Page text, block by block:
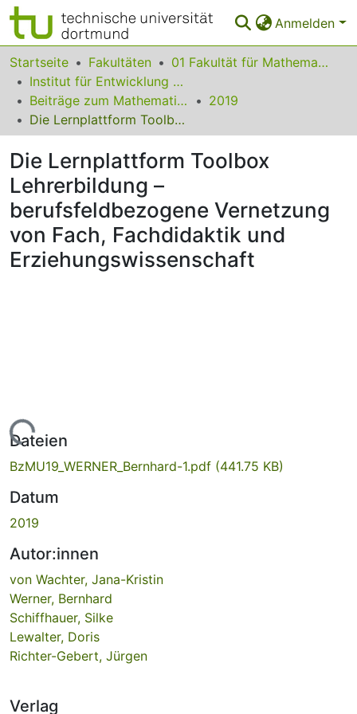
Anmelden
Bereiche & Sammlungen
Das gesamte Repositorium
Statistiken
FAQ
Leitlinien
Zurück zur Startseite
Startseite Fakultäten
01 Fakultät für Mathematik
Institut für Entwicklung und Erforschung des Mathematikunterrichts
Beiträge zum Mathematikunterricht
2019
Die Lernplattform Toolbox Lehrerbildung – berufsfeldbezogene Vernetzung von Fach, Fachdidaktik und Erziehungswissenschaft
Die Lernplattform Toolbox
Lehrerbildung –
berufsfeldbezogene Vernetzung
von Fach, Fachdidaktik und
Erziehungswissenschaft
Lade...
Dateien
BzMU19_WERNER_Bernhard-1.pdf (441.75 KB)
Datum
2019
Autor:innen
von Wachter, Jana-Kristin
Werner, Bernhard
Schiffhauer, Silke
Lewalter, Doris
Richter-Gebert, Jürgen
Verlag